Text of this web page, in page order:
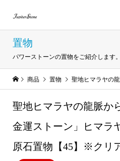
置物
パワーストーンの置物をご紹介します。
商品 置物 聖地ヒマラヤの龍脈から生まれた「特別
聖地ヒマラヤの龍脈か
金運ストーン」ヒマラ
原石置物【45】※クリ